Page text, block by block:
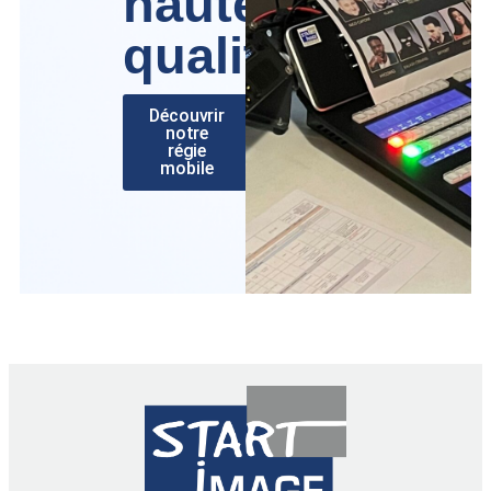
qualité
Découvrir
notre
régie
mobile